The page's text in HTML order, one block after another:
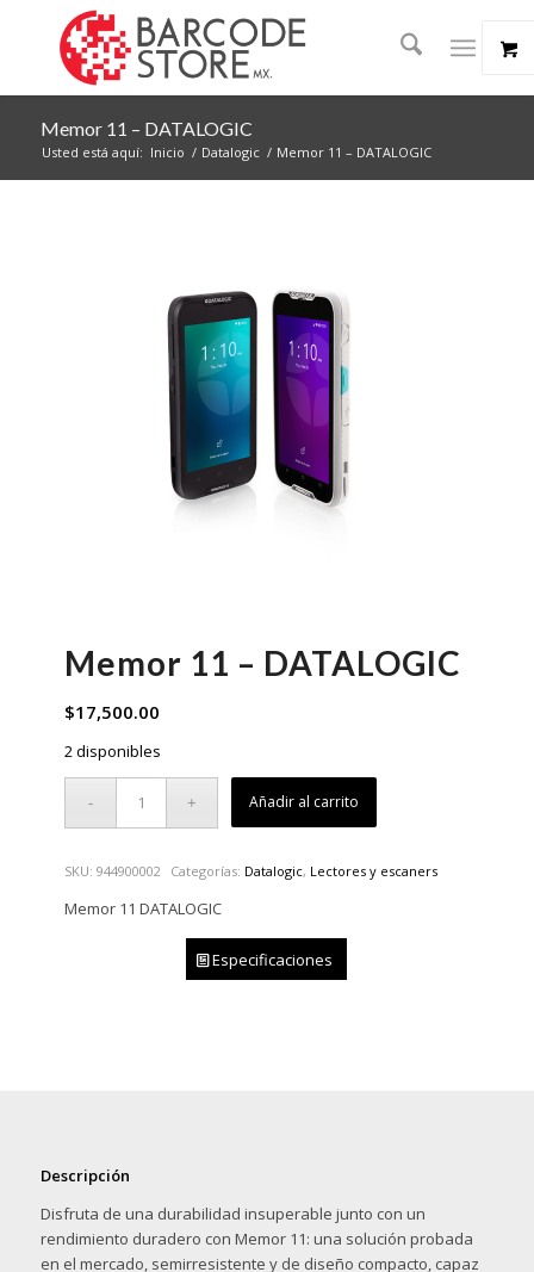
Memor 11 – DATALOGIC
Usted está aquí: Inicio / Datalogic / Memor 11 – DATALOGIC
Memor 11 – DATALOGIC
$17,500.00
2 disponibles
Añadir al carrito
SKU: 944900002 Categorías: Datalogic, Lectores y escaners
Memor 11 DATALOGIC
Especificaciones
Descripción
Disfruta de una durabilidad insuperable junto con un
rendimiento duradero con Memor 11: una solución probada
en el mercado, semirresistente y de diseño compacto, capaz